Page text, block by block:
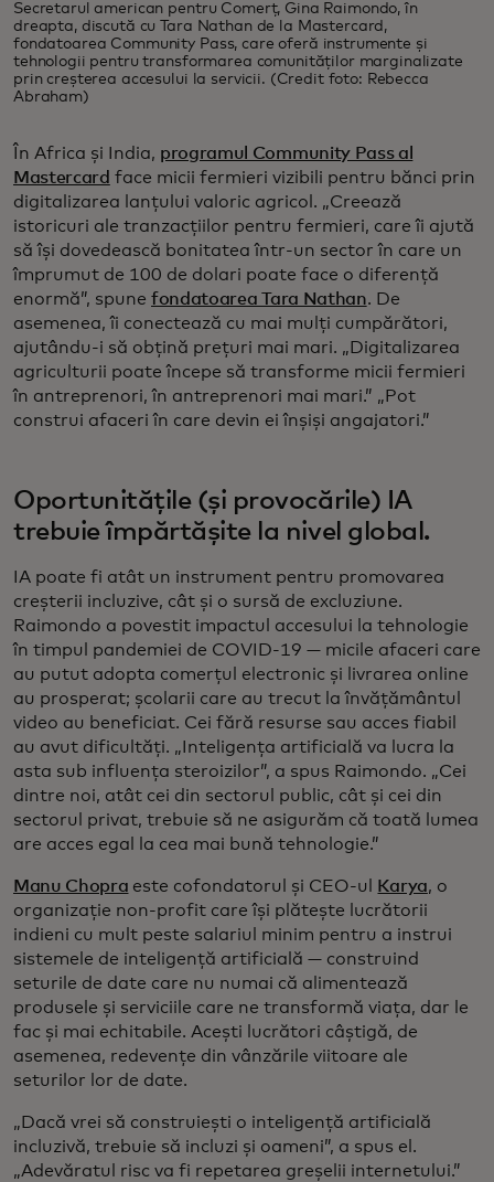
Secretarul american pentru Comerț, Gina Raimondo, în
dreapta, discută cu Tara Nathan de la Mastercard,
fondatoarea Community Pass, care oferă instrumente și
tehnologii pentru transformarea comunităților marginalizate
prin creșterea accesului la servicii. (Credit foto: Rebecca
Abraham)
În Africa și India, programul Community Pass al
Mastercard face micii fermieri vizibili pentru bănci prin
digitalizarea lanțului valoric agricol. „Creează
istoricuri ale tranzacțiilor pentru fermieri, care îi ajută
să își dovedească bonitatea într-un sector în care un
împrumut de 100 de dolari poate face o diferență
enormă”, spune fondatoarea Tara Nathan. De
asemenea, îi conectează cu mai mulți cumpărători,
ajutându-i să obțină prețuri mai mari. „Digitalizarea
agriculturii poate începe să transforme micii fermieri
în antreprenori, în antreprenori mai mari.” „Pot
construi afaceri în care devin ei înșiși angajatori.”
Oportunitățile (și provocările) IA
trebuie împărtășite la nivel global.
IA poate fi atât un instrument pentru promovarea
creșterii incluzive, cât și o sursă de excluziune.
Raimondo a povestit impactul accesului la tehnologie
în timpul pandemiei de COVID-19 — micile afaceri care
au putut adopta comerțul electronic și livrarea online
au prosperat; școlarii care au trecut la învățământul
video au beneficiat. Cei fără resurse sau acces fiabil
au avut dificultăți. „Inteligența artificială va lucra la
asta sub influența steroizilor”, a spus Raimondo. „Cei
dintre noi, atât cei din sectorul public, cât și cei din
sectorul privat, trebuie să ne asigurăm că toată lumea
are acces egal la cea mai bună tehnologie.”
Manu Chopra este cofondatorul și CEO-ul Karya, o
organizație non-profit care își plătește lucrătorii
indieni cu mult peste salariul minim pentru a instrui
sistemele de inteligență artificială — construind
seturile de date care nu numai că alimentează
produsele și serviciile care ne transformă viața, dar le
fac și mai echitabile. Acești lucrători câștigă, de
asemenea, redevențe din vânzările viitoare ale
seturilor lor de date.
„Dacă vrei să construiești o inteligență artificială
incluzivă, trebuie să incluzi și oameni”, a spus el.
„Adevăratul risc va fi repetarea greșelii internetului.”